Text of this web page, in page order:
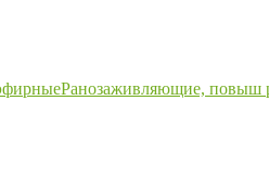
Ранозаживляющие, повыш